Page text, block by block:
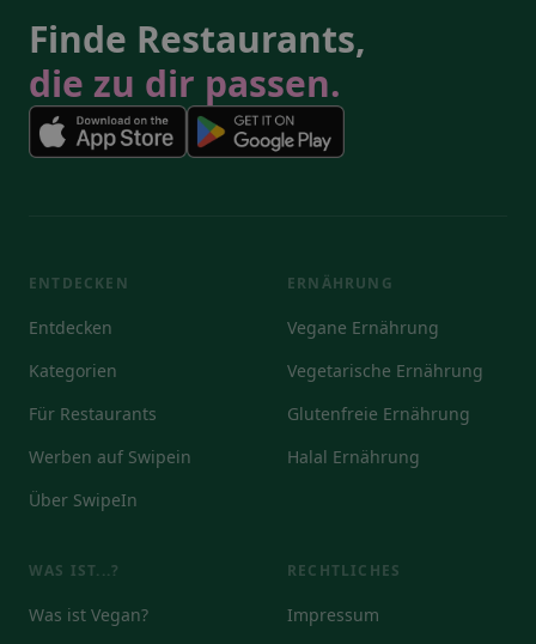
Finde Restaurants,
die zu dir passen.
ENTDECKEN
Entdecken
Kategorien
Für Restaurants
Werben auf Swipein
Über SwipeIn
ERNÄHRUNG
Vegane Ernährung
Vegetarische Ernährung
Glutenfreie Ernährung
Halal Ernährung
WAS IST...?
Was ist Vegan?
RECHTLICHES
Impressum